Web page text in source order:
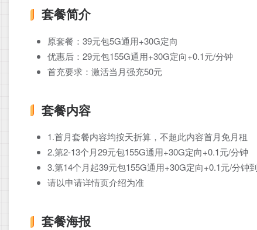
套餐简介
原套餐：39元包5G通用+30G定向
优惠后：29元包155G通用+30G定向+0.1元/分钟
首充要求：激活当月强充50元
套餐内容
1.首月套餐内容均按天折算，不超此内容首月免月租
2.第2-13个月29元包155G通用+30G定向+0.1元/分钟
3.第14个月起39元包155G通用+30G定向+0.1元/分钟
请以申请详情页介绍为准
套餐海报